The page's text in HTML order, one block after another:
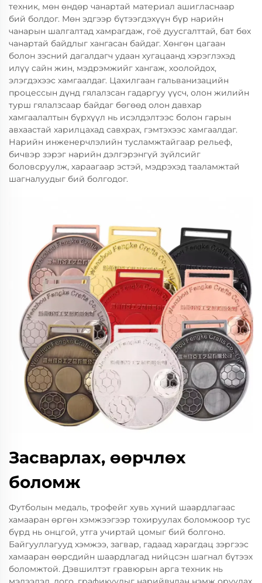
техник, мөн өндөр чанартай материал ашигласнаар
бий болдог. Мөн эдгээр бүтээгдэхүүн бүр нарийн
чанарын шалгалтад хамрагдаж, гоё дуусгалттай, бат бөх
чанартай байдлыг хангасан байдаг. Хөнгөн цагаан
болон зэсний дагалдагч удаан хугацаанд хэрэглэхэд
илүү сайн жин, мэдрэмжийг хангаж, хоолойдох,
элэгдэхээс хамгаалдаг. Цахилгаан гальванизацийн
процессын дүнд гялалзсан гадаргуу үүсч, олон жилийн
турш гялалзсаар байдаг бөгөөд олон давхар
хамгаалалтын бүрхүүл нь исэлдэлтээс болон гарын
авхаастай харилцахад савхрах, гэмтэхээс хамгаалдаг.
Нарийн инженерчлэлийн тусламжтайгаар рельеф,
бичвэр зэрэг нарийн дэлгэрэнгүй зүйлсийг
боловсруулж, хараагаар эстэй, мэдрэхэд тааламжтай
шагналуудыг бий болгодог.
Засварлах, өөрчлөх
боломж
Футболын медаль, трофейг хувь хүний шаардлагаас
хамааран өргөн хэмжээгээр тохируулах боломжоор тус
бүрд нь онцгой, утга учиртай цомыг бий болгоно.
Байгууллагууд хэмжээ, загвар, гадаад харагдац зэргээс
хамааран өөрсдийн шаардлагад нийцсэн шагнал бүтээх
боломжтой. Дэвшилтэт гравюрын арга техник нь